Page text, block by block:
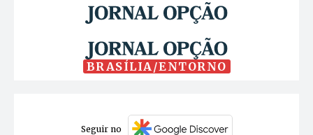
BRASÍLIA/ENTORNO
Seguir no